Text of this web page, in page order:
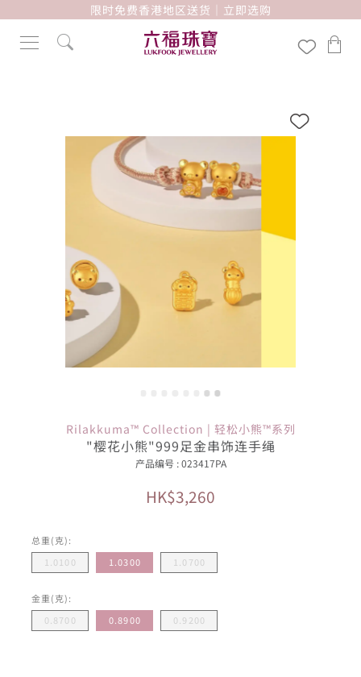
限时免费香港地区送货｜立即选购
Rilakkuma™ Collection | 轻松小熊™系列
"樱花小熊"999足金串饰连手绳
产品编号 : 023417PA
HK$3,260
总重(克):
1.0100
1.0300 1.0700
金重(克):
0.8700
0.8900 0.9200